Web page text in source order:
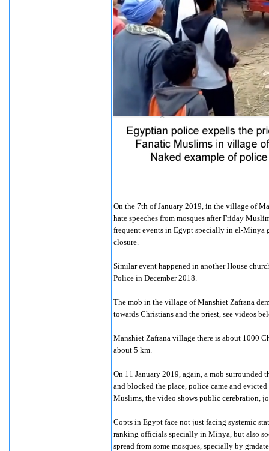
On the 7th of January 2019, in the village of
hate speeches from mosques after Friday
frequent events in Egypt specially in el-Minya
closure.
Similar event happened in another House
Police in December 2018.
The mob in the village of Manshiet Zafrana
towards Christians and the priest, see videos
Manshiet Zafrana village there is about 1000
about 5 km.
On 11 January 2019, again, a mob surrounded
and blocked the place, police came and
Muslims, the video shows public cerebration,
Copts in Egypt face not just facing systemic
ranking officials specially in Minya, but also
spread from some mosques, specially by